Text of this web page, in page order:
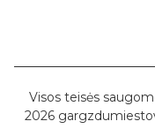
Visos teisės
2026